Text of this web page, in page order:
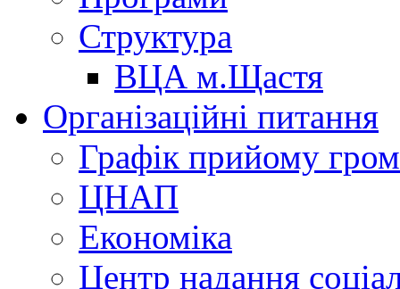
Структура
ВЦА м.Щастя
Організаційні питання
Графік прийому
ЦНАП
Економіка
Центр надання